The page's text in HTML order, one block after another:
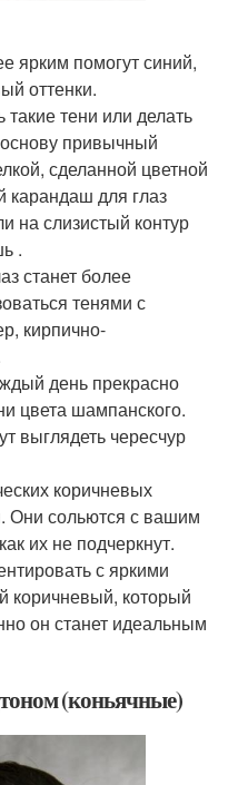
ярким помогут синий,
оттенки.
тени или делать
привычный
сделанной цветной
карандаш для глаз
на слизистый контур
.
станет более
тенями с
кирпично-
день прекрасно
цвета шампанского.
выглядеть чересчур
коричневых
Они сольются с вашим
их не подчеркнут.
с яркими
коричневый, который
он станет идеальным
(коньячные)